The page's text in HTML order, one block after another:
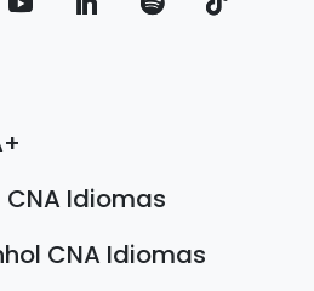
Idiomas
CNA Idiomas